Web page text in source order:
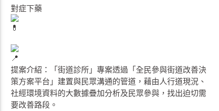
對症下藥
提案介紹：「街道診所」專案透過「全民參與街道改善決
策方案平台」建置與民眾溝通的管道，藉由人行道現況、
社經環境資料的大數據疊加分析及民眾參與，找出迫切需
要改善路段。